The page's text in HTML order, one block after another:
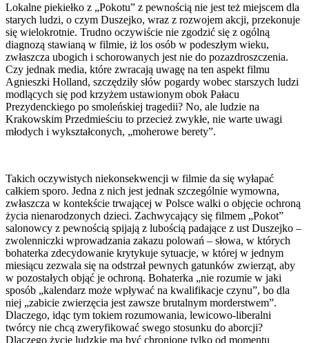
Lokalne piekiełko z „Pokotu” z pewnością nie jest też miejscem dla
starych ludzi, o czym Duszejko, wraz z rozwojem akcji, przekonuje
się wielokrotnie. Trudno oczywiście nie zgodzić się z ogólną
diagnozą stawianą w filmie, iż los osób w podeszłym wieku,
zwłaszcza ubogich i schorowanych jest nie do pozazdroszczenia.
Czy jednak media, które zwracają uwagę na ten aspekt filmu
Agnieszki Holland, szczędziły słów pogardy wobec starszych ludzi
modlących się pod krzyżem ustawionym obok Pałacu
Prezydenckiego po smoleńskiej tragedii? No, ale ludzie na
Krakowskim Przedmieściu to przecież zwykłe, nie warte uwagi
młodych i wykształconych, „moherowe berety”.
Takich oczywistych niekonsekwencji w filmie da się wyłapać
całkiem sporo. Jedna z nich jest jednak szczególnie wymowna,
zwłaszcza w kontekście trwającej w Polsce walki o objęcie ochroną
życia nienarodzonych dzieci. Zachwycający się filmem „Pokot”
salonowcy z pewnością spijają z lubością padające z ust Duszejko –
zwolenniczki wprowadzania zakazu polowań – słowa, w których
bohaterka zdecydowanie krytykuje sytuacje, w której w jednym
miesiącu zezwala się na odstrzał pewnych gatunków zwierząt, aby
w pozostałych objąć je ochroną. Bohaterka „nie rozumie w jaki
sposób „kalendarz może wpływać na kwalifikacje czynu”, bo dla
niej „zabicie zwierzęcia jest zawsze brutalnym morderstwem”.
Dlaczego, idąc tym tokiem rozumowania, lewicowo-liberalni
twórcy nie chcą zweryfikować swego stosunku do aborcji?
Dlaczego życie ludzkie ma być chronione tylko od momentu